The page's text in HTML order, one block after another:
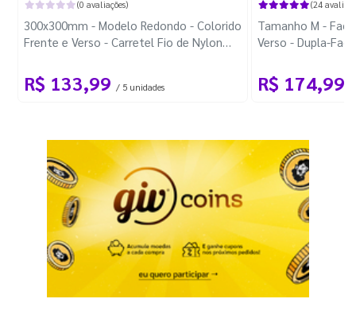
(0 avaliações)
300x300mm - Modelo Redondo - Colorido
Frente e Verso - Carretel Fio de Nylon
R$ 133,99 / 5 unidades
(24
Tamanho M -
Verso - Dupla-
R$ 174,99